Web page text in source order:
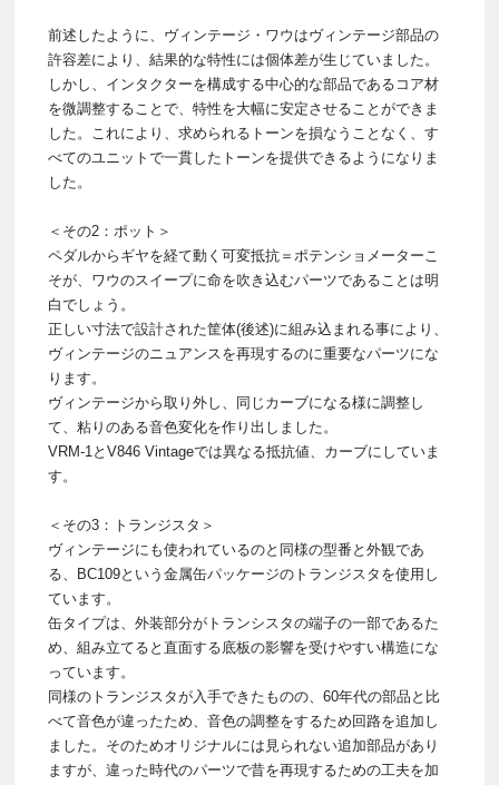
前述したように、ヴィンテージ・ワウはヴィンテージ部品の
許容差により、結果的な特性には個体差が生じていました。
しかし、インタクターを構成する中心的な部品であるコア材
を微調整することで、特性を大幅に安定させることができま
した。これにより、求められるトーンを損なうことなく、す
べてのユニットで一貫したトーンを提供できるようになりま
した。
＜その2：ポット＞
ペダルからギヤを経て動く可変抵抗＝ポテンショメーターこ
そが、ワウのスイープに命を吹き込むパーツであることは明
白でしょう。
正しい寸法で設計された筐体(後述)に組み込まれる事により、
ヴィンテージのニュアンスを再現するのに重要なパーツにな
ります。
ヴィンテージから取り外し、同じカーブになる様に調整し
て、粘りのある音色変化を作り出しました。
VRM-1とV846 Vintageでは異なる抵抗値、カーブにしていま
す。
＜その3：トランジスタ＞
ヴィンテージにも使われているのと同様の型番と外観であ
る、BC109という金属缶パッケージのトランジスタを使用し
ています。
缶タイプは、外装部分がトランシスタの端子の一部であるた
め、組み立てると直面する底板の影響を受けやすい構造にな
っています。
同様のトランジスタが入手できたものの、60年代の部品と比
べて音色が違ったため、音色の調整をするため回路を追加し
ました。そのためオリジナルには見られない追加部品があり
ますが、違った時代のパーツで昔を再現するための工夫を加